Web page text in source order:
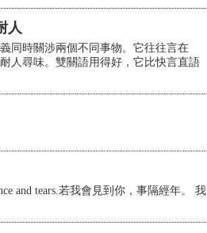
人
同時關涉兩個不同事物。它往往言在
人尋味。雙關語用得好，它比快言直語
and tears.若我會見到你，事隔經年。 我